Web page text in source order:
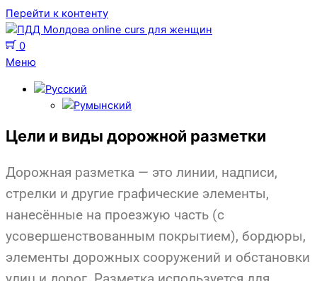
Перейти к контенту
0
Меню
Цели и виды дорожной разметки
Дорожная разметка — это линии, надписи,
стрелки и другие графические элементы,
нанесённые на проезжую часть (с
усовершенствованным покрытием), бордюры,
элементы дорожных сооружений и обстановки